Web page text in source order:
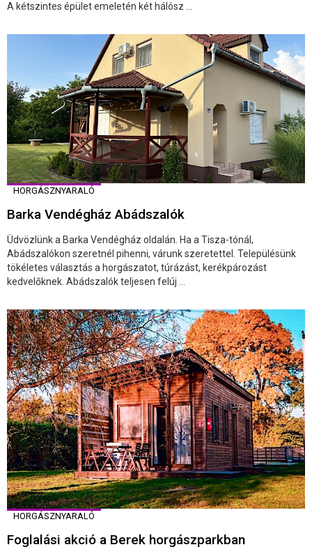
A kétszintes épület emeletén két hálósz ...
HORGÁSZNYARALÓ
Barka Vendégház Abádszalók
Üdvözlünk a Barka Vendégház oldalán. Ha a Tisza-tónál,
Abádszalókon szeretnél pihenni, várunk szeretettel. Településünk
tökéletes választás a horgászatot, túrázást, kerékpározást
kedvelőknek. Abádszalók teljesen felúj ...
HORGÁSZNYARALÓ
Foglalási akció a Berek horgászparkban